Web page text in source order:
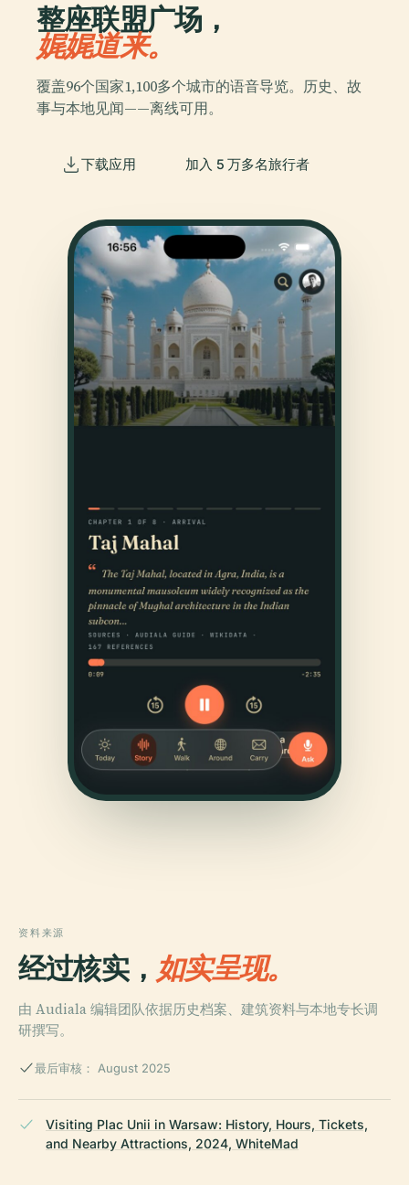
整座联盟广场，
娓娓道来。
覆盖96个国家1,100多个城市的语音导览。历史、故
事与本地见闻——离线可用。
下载应用 加入 5 万多名旅行者
资料来源
经过核实， 如实呈现。
由 Audiala 编辑团队依据历史档案、建筑资料与本地专长调
研撰写。
最后审核： August 2025
Visiting Plac Unii in Warsaw: History, Hours, Tickets,
and Nearby Attractions, 2024, WhiteMad